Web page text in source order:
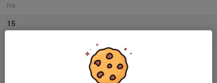
Fre
15
Match mot Harmångers IF